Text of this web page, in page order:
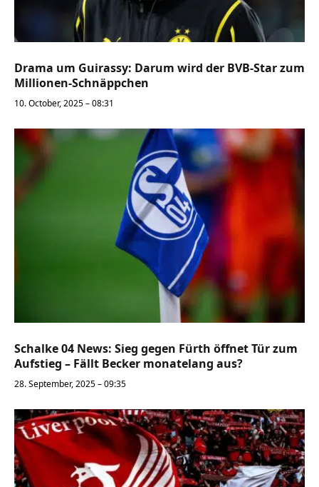
Drama um Guirassy: Darum wird der BVB-Star zum
Millionen-Schnäppchen
10. October, 2025 – 08:31
Schalke 04 News: Sieg gegen Fürth öffnet Tür zum
Aufstieg – Fällt Becker monatelang aus?
28. September, 2025 – 09:35